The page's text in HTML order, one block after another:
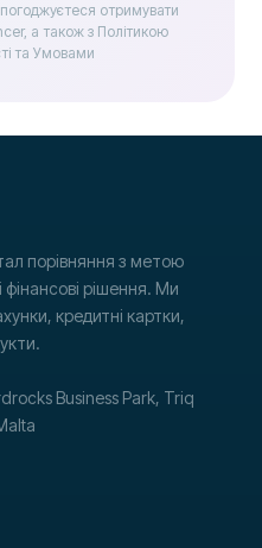
отримувати
а також з Політикою
та Умовами
порівняння з метою
рішення. Ми
кредитні картки,
Business Park, Triq